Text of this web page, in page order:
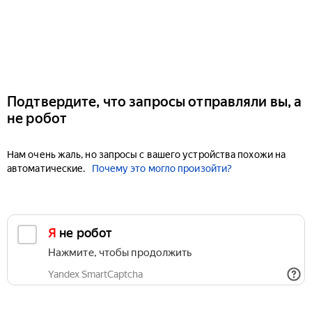
Подтвердите, что запросы отправляли вы, а
не робот
Нам очень жаль, но запросы с вашего устройства похожи на
автоматические.
Почему это могло произойти?
Я не робот
Нажмите, чтобы продолжить
Yandex SmartCaptcha